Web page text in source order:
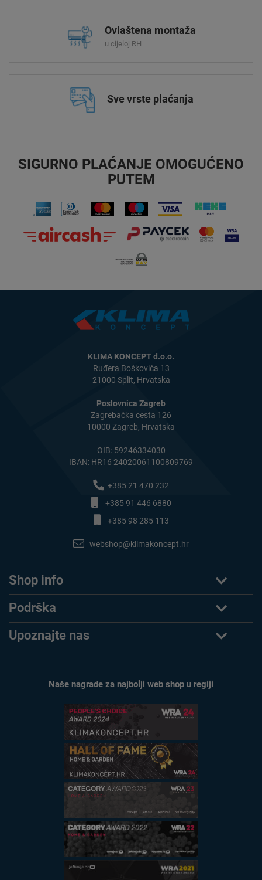
Ovlaštena montaža
u cijeloj RH
Sve vrste plaćanja
SIGURNO PLAĆANJE OMOGUĆENO
PUTEM
KLIMA KONCEPT d.o.o.
Ruđera Boškovića 13
21000 Split, Hrvatska
Poslovnica Zagreb
Zagrebačka cesta 126
10000 Zagreb, Hrvatska
OIB: 59246334030
IBAN: HR16 24020061100809769
+385 21 470 232
+385 91 446 6880
+385 98 285 113
webshop@klimakoncept.hr
Shop info
Podrška
Upoznajte nas
Naše nagrade za najbolji web shop u regiji